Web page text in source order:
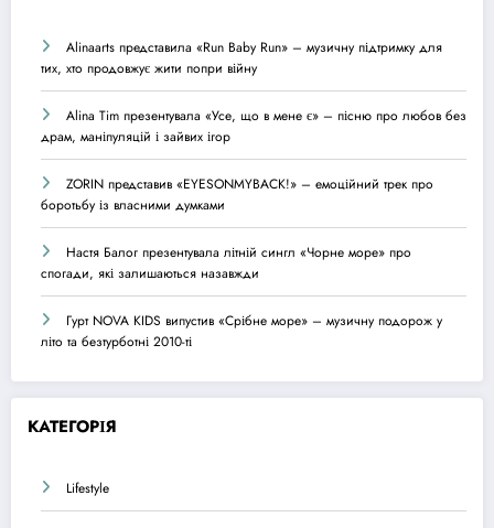
Alinaarts представила «Run Baby Run» – музичну підтримку для
тих, хто продовжує жити попри війну
Alina Tim презентувала «Усе, що в мене є» – пісню про любов без
драм, маніпуляцій і зайвих ігор
ZORIN представив «EYESONMYBACK!» – емоційний трек про
боротьбу із власними думками
Настя Балог презентувала літній сингл «Чорне море» про
спогади, які залишаються назавжди
Гурт NOVA KIDS випустив «Срібне море» – музичну подорож у
літо та безтурботні 2010-ті
КАТЕГОРІЯ
Lifestyle